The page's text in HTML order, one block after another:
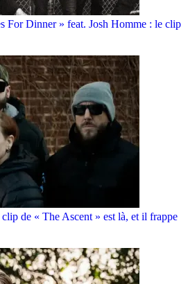
For Dinner » feat. Josh Homme : le clip
de « The Ascent » est là, et il frappe